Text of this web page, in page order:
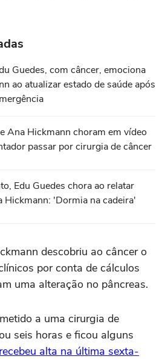
Guedes, com câncer, emociona
ao atualizar estado de saúde após
Ana Hickmann choram em vídeo
passar por cirurgia de câncer
Edu Guedes chora ao relatar
Hickmann: 'Dormia na cadeira'
descobriu ao câncer o
por conta de cálculos
uma alteração no pâncreas.
a uma cirurgia de
seis horas e ficou alguns
alta na última sexta-